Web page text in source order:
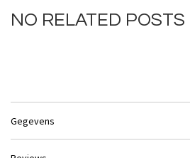
NO RELATED POSTS
Gegevens